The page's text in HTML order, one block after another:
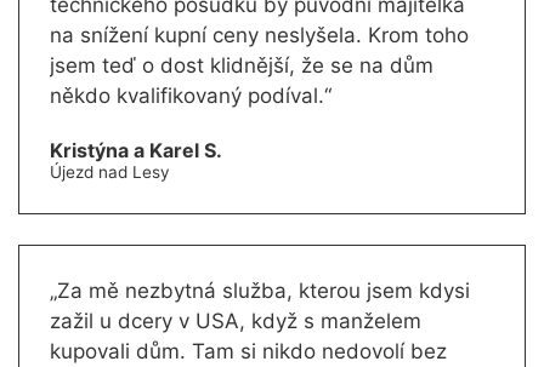
na snížení kupní ceny neslyšela. Krom toho
jsem teď o dost klidnější, že se na dům
někdo kvalifikovaný podíval.“
Kristýna a Karel S.
Újezd nad Lesy
„Za mě nezbytná služba, kterou jsem kdysi
zažil u dcery v USA, když s manželem
kupovali dům. Tam si nikdo nedovolí bez